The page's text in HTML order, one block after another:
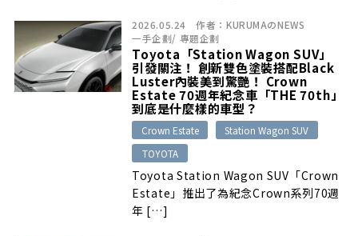
2026.05.24 作者： KURUMAのNEWS
一手企劃/ 專題企劃
Toyota「Station Wagon SUV」
引發關注！ 創新雙色塗裝搭配Black
Luster內裝美到驚艷！ Crown
Estate 70週年紀念車「THE 70th」
到底是什麼樣的車型？
Crown Estate
Station Wagon SUV
TOYOTA
Toyota Station Wagon SUV「Crown
Estate」推出了為紀念Crown系列70週
年 […]